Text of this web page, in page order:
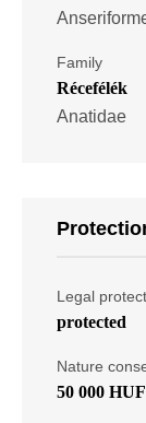
Family
Récefélék
Anatidae
Legal
protected
Nature
50 000 HUF